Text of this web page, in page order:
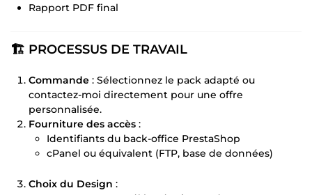
Rapport PDF final
🏗️ PROCESSUS DE TRAVAIL
Commande : Sélectionnez le pack adapté ou
contactez-moi directement pour une offre
personnalisée.
Fourniture des accès :
Identifiants du back-office PrestaShop
cPanel ou équivalent (FTP, base de données)
Choix du Design :